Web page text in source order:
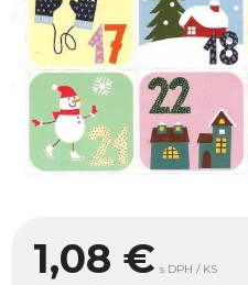
1,08 € s DPH / KS